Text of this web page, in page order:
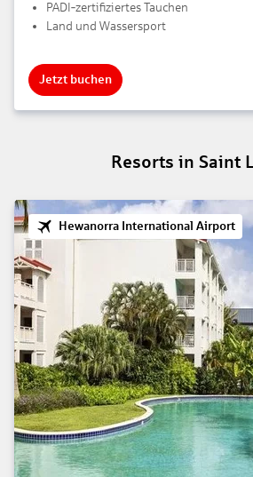
PADI‑zertifiziertes Tauchen
Land und Wassersport
Jetzt buchen
Resorts in Saint
Hewanorra International Airport